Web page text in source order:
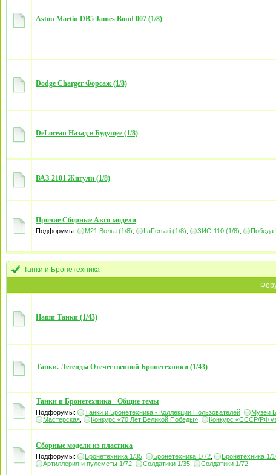
Aston Martin DB5 James Bond 007 (1/8)
Dodge Charger Форсаж (1/8)
DeLorean Назад в Будущее (1/8)
ВАЗ-2101 Жигули (1/8)
Прочие Сборные Авто-модели
Подфорумы: М21 Волга (1/8) LaFerrari (1/8) ЗИС-110 (1/8) Победа
Танки и Бронетехника
Наши Танки (1/43)
Танки. Легенды Отечественной Бронетехники (1/43)
Танки и Бронетехника - Общие темы
Подфорумы: Танки и Бронетехника - Коллекции Пользователей Музеи
Мастерская
Конкурс «70 Лет Великой Победы» Конкурс «СССР/РФ
Сборные модели из пластика
Подфорумы: Бронетехника 1/35 Бронетехника 1/72 Бронетехника 1/
Артиллерия и пулеметы 1/72
Солдатики 1/35 Солдатики 1/72